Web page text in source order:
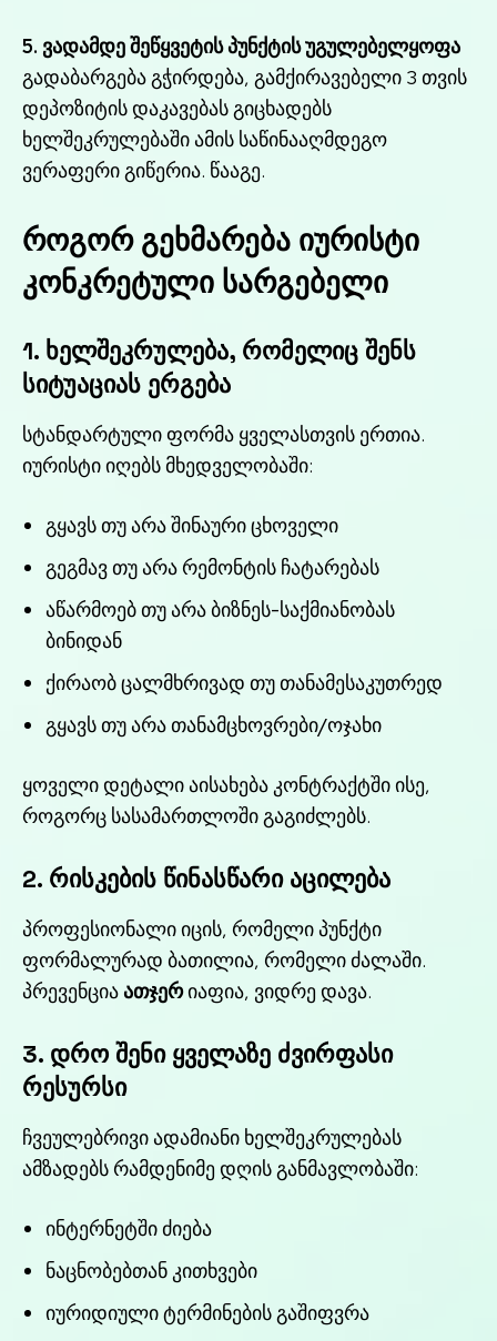
5. ვადამდე შეწყვეტის პუნქტის უგულებელყოფა
გადაბარგება გჭირდება, გამქირავებელი 3 თვის
დეპოზიტის დაკავებას გიცხადებს
ხელშეკრულებაში ამის საწინააღმდეგო
ვერაფერი გიწერია. წააგე.
როგორ გეხმარება იურისტი
კონკრეტული სარგებელი
1. ხელშეკრულება, რომელიც შენს
სიტუაციას ერგება
სტანდარტული ფორმა ყველასთვის ერთია.
იურისტი იღებს მხედველობაში:
გყავს თუ არა შინაური ცხოველი
გეგმავ თუ არა რემონტის ჩატარებას
აწარმოებ თუ არა ბიზნეს-საქმიანობას
ბინიდან
ქირაობ ცალმხრივად თუ თანამესაკუთრედ
გყავს თუ არა თანამცხოვრები/ოჯახი
ყოველი დეტალი აისახება კონტრაქტში ისე,
როგორც სასამართლოში გაგიძლებს.
2. რისკების წინასწარი აცილება
პროფესიონალი იცის, რომელი პუნქტი
ფორმალურად ბათილია, რომელი ძალაში.
პრევენცია ათჯერიაფია, ვიდრე დავა.
3. დრო შენი ყველაზე ძვირფასი
რესურსი
ჩვეულებრივი ადამიანი ხელშეკრულებას
ამზადებს რამდენიმე დღის განმავლობაში:
ინტერნეტში ძიება
ნაცნობებთან კითხვები
იურიდიული ტერმინების გაშიფვრა